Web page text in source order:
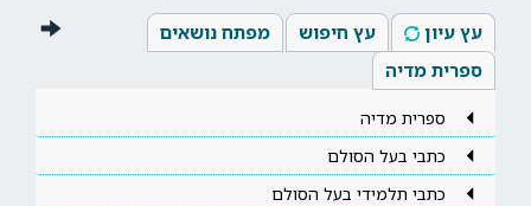
עץ עיון עץ חיפוש
מפתח נושאים
ספרית מדיה
ספרית מדיה
כתבי בעל הסולם
כתבי תלמידי בעל הסולם